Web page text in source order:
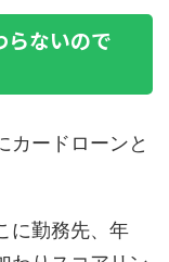
らないので
カードローンと
に勤務先、年